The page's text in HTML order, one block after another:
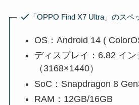
「OPPO Find X7 Ultra」のスペ
OS：Android 14 (
ディスプレイ：6.82 イン
（3168×1440）
SoC：Snapdragon 8
RAM：12GB/16GB